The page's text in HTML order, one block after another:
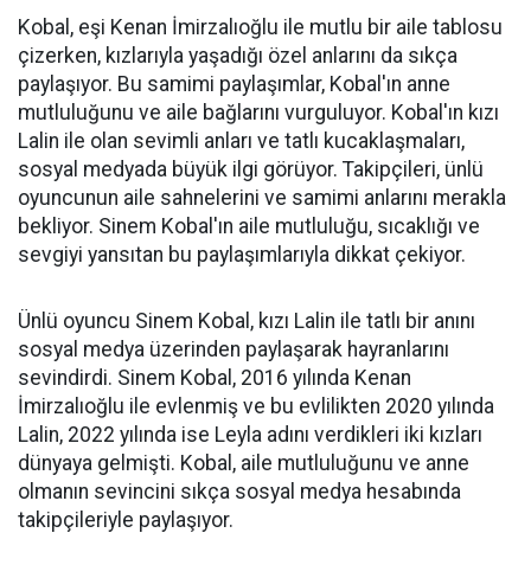
Kobal, eşi Kenan İmirzalıoğlu ile mutlu bir aile tablosu
çizerken, kızlarıyla yaşadığı özel anlarını da sıkça
paylaşıyor. Bu samimi paylaşımlar, Kobal'ın anne
mutluluğunu ve aile bağlarını vurguluyor. Kobal'ın kızı
Lalin ile olan sevimli anları ve tatlı kucaklaşmaları,
sosyal medyada büyük ilgi görüyor. Takipçileri, ünlü
oyuncunun aile sahnelerini ve samimi anlarını merakla
bekliyor. Sinem Kobal'ın aile mutluluğu, sıcaklığı ve
sevgiyi yansıtan bu paylaşımlarıyla dikkat çekiyor.
Ünlü oyuncu Sinem Kobal, kızı Lalin ile tatlı bir anını
sosyal medya üzerinden paylaşarak hayranlarını
sevindirdi. Sinem Kobal, 2016 yılında Kenan
İmirzalıoğlu ile evlenmiş ve bu evlilikten 2020 yılında
Lalin, 2022 yılında ise Leyla adını verdikleri iki kızları
dünyaya gelmişti. Kobal, aile mutluluğunu ve anne
olmanın sevincini sıkça sosyal medya hesabında
takipçileriyle paylaşıyor.